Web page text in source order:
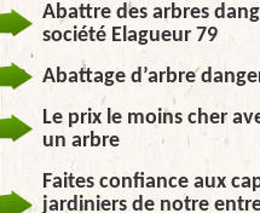
Abattre des arbres
société Elagueur 79
Abattage d’arbre
Le prix le moins cher
un arbre
Faites confiance aux
jardiniers de notre